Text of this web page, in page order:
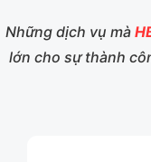
Những dịch vụ mà
lớn cho sự thành